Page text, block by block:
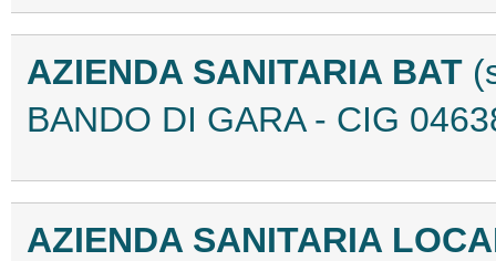
AZIENDA SANITARIA BAT
BANDO DI GARA - CIG
AZIENDA SANITARIA